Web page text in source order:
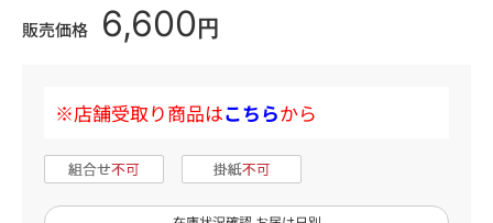
販売価格 6,600 円
※店舗受取り商品はこちらから